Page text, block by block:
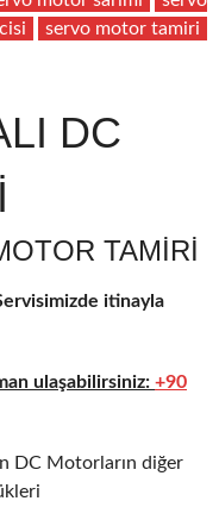
servo motor tamiri
DC
TAMIRI
itinayla
ulaşabilirsiniz: +90
DC Motorların diğer